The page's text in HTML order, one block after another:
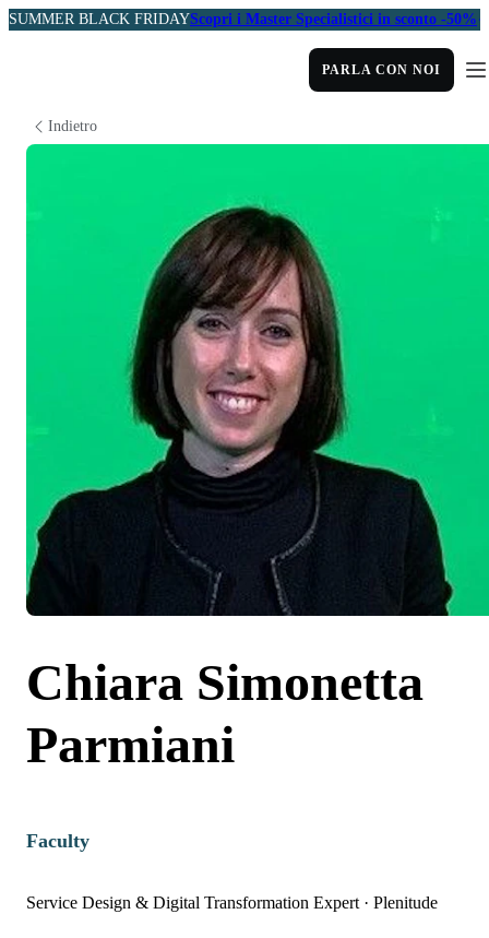
SUMMER BLACK FRIDAYScopri i Master Specialistici in sconto -50%
PARLA CON NOI
Indietro
Chiara Simonetta
Parmiani
Faculty
Service Design & Digital Transformation Expert · Plenitude